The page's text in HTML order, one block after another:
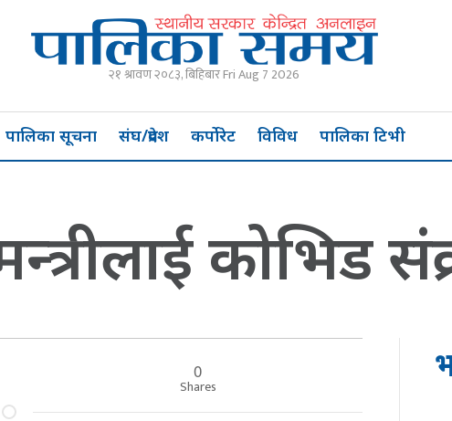
२१ श्रावण २०८३, बिहिबार Fri Aug 7 2026
पालिका सूचना संघ/प्रदेश कर्पोरेट विविध पालिका टिभी
कोभिड
0
Shares